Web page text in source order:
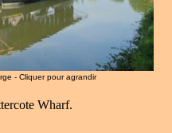
- Cliquer pour agrandir
Wharf.